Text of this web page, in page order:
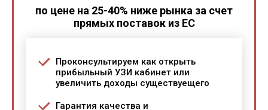
по цене на 25-40% ниже рынка за счет
прямых поставок из ЕС
Проконсультируем как открыть
прибыльный УЗИ кабинет или
увеличить доходы существуещего
Гарантия качества и